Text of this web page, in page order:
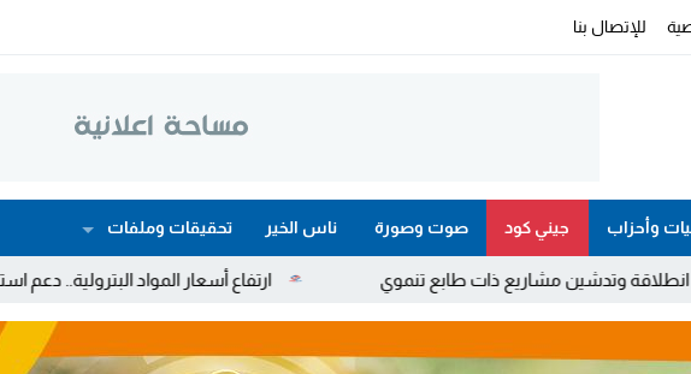
للإتصال بنا
وأحزاب جيني كود صوت وصورة ناس الخير تحقيقات وملفات
ارتفاع أسعار المواد البترولية.. دعم استثنائي المباشر ذات طابع تنموي